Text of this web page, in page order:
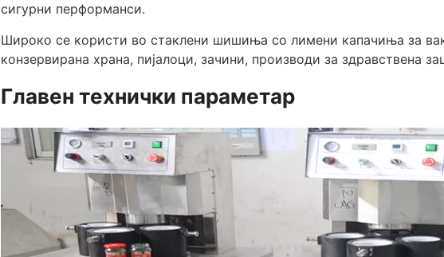
сигурни перформанси.
Широко се користи во стаклени шишиња со лимени капачиња за
конзервирана храна, пијалоци, зачини, производи за здравствена
Главен технички параметар